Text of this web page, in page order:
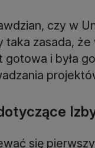
czy w
zasada,
i była
się